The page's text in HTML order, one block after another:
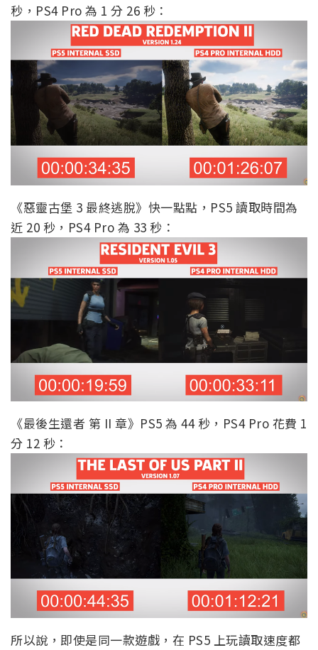
秒，PS4 Pro 為 1 分 26 秒：
《惡靈古堡 3 最終逃脫》快一點點，PS5 讀取時間為
近 20 秒，PS4 Pro 為 33 秒：
《最後生還者 第 II 章》PS5 為 44 秒，PS4 Pro 花費 1
分 12 秒：
所以說，即使是同一款遊戲，在 PS5 上玩讀取速度都